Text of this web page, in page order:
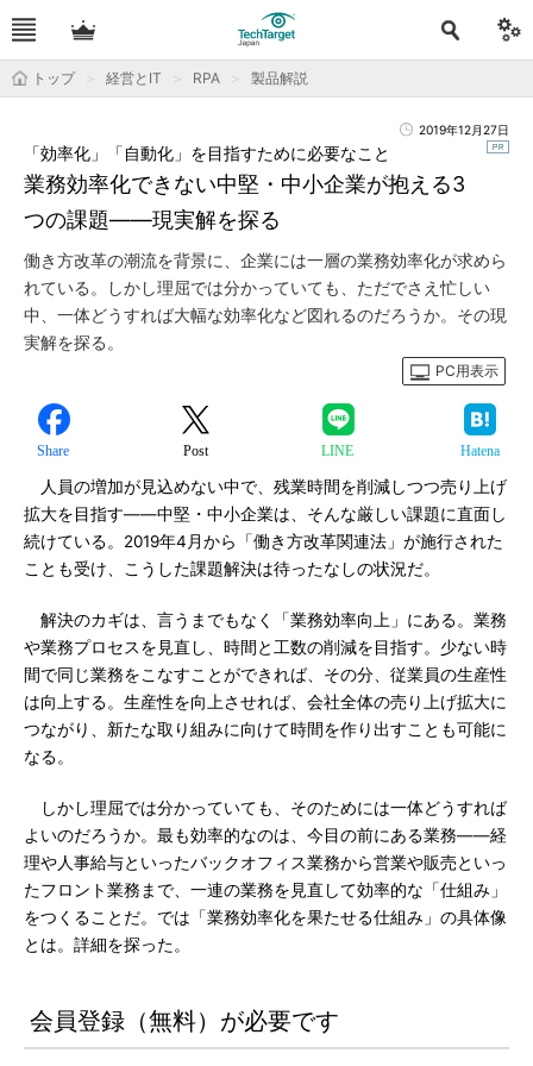
トップ 経営とIT RPA 製品解説
2019年12月27日
業務効率化できない中堅・中小企業が抱える3
つの課題――現実解を探る
「効率化」「自動化」を目指すために必要なこと
働き方改革の潮流を背景に、企業には一層の業務効率化が求めら
れている。しかし理屈では分かっていても、ただでさえ忙しい
中、一体どうすれば大幅な効率化など図れるのだろうか。その現
実解を探る。
PC用表示
Share Post LINE Hatena
人員の増加が見込めない中で、残業時間を削減しつつ売り上げ
拡大を目指す――中堅・中小企業は、そんな厳しい課題に直面し
続けている。2019年4月から「働き方改革関連法」が施行された
ことも受け、こうした課題解決は待ったなしの状況だ。
解決のカギは、言うまでもなく「業務効率向上」にある。業務
や業務プロセスを見直し、時間と工数の削減を目指す。少ない時
間で同じ業務をこなすことができれば、その分、従業員の生産性
は向上する。生産性を向上させれば、会社全体の売り上げ拡大に
つながり、新たな取り組みに向けて時間を作り出すことも可能に
なる。
しかし理屈では分かっていても、そのためには一体どうすれば
よいのだろうか。最も効率的なのは、今目の前にある業務――経
理や人事給与といったバックオフィス業務から営業や販売といっ
たフロント業務まで、一連の業務を見直して効率的な「仕組み」
をつくることだ。では「業務効率化を果たせる仕組み」の具体像
とは。詳細を探った。
会員登録（無料）が必要です